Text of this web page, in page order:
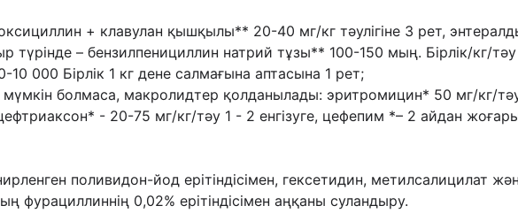
+ клавулан қышқылы** 20-40 мг/кг тəулігіне 3 рет,
түрінде – бензилпенициллин натрий тұзы** 100-150 мың. Бірлік/кг/
000 Бірлік 1 кг дене салмағына аптасына 1 рет;
болмаса, макролидтер қолданылады: эритромицин* 50 мг/кг/
- 20-75 мг/кг/тəу 1 - 2 енгізуге, цефепим *– 2 айдан
поливидон-йод ерітіндісімен, гексетидин, метилсалицилат
фурациллиннің 0,02% ерітіндісімен аңқаны суландыру.